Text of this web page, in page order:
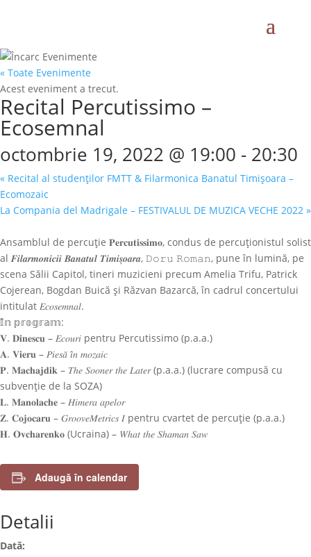
« Toate Evenimente
Acest eveniment a trecut.
Recital Percutissimo –
Ecosemnal
octombrie 19, 2022 @ 19:00 - 20:30
« Recital al studenților FMTT & Filarmonica Banatul Timișoara –
Ecomozaic
La Compania del Madrigale – FESTIVALUL DE MUZICA VECHE 2022 »
Ansamblul de percuție 𝐏𝐞𝐫𝐜𝐮𝐭𝐢𝐬𝐬𝐢𝐦𝐨, condus de percuționistul solist
al 𝑭𝒊𝒍𝒂𝒓𝒎𝒐𝒏𝒊𝒄𝒊𝒊 𝑩𝒂𝒏𝒂𝒕𝒖𝒍 𝑻𝒊𝒎𝒊𝒔̦𝒐𝒂𝒓𝒂, 𝙳𝚘𝚛𝚞 𝚁𝚘𝚖𝚊𝚗, pune în lumină, pe
scena Sălii Capitol, tineri muzicieni precum Amelia Trifu, Patrick
Cojerean, Bogdan Buică și Răzvan Bazarcă, în cadrul concertului
intitulat 𝐸𝑐𝑜𝑠𝑒𝑚𝑛𝑎𝑙.
𝕀̂𝕟 𝕡𝕣𝕠𝕘𝕣𝕒𝕞:
𝐕. 𝐃𝐢𝐧𝐞𝐬𝐜𝐮 – 𝐸𝑐𝑜𝑢𝑟𝑖 pentru Percutissimo (p.a.a.)
𝐀. 𝐕𝐢𝐞𝐫𝐮 – 𝑃𝑖𝑒𝑠𝑎̆ 𝑖̂𝑛 𝑚𝑜𝑧𝑎𝑖𝑐
𝐏. 𝐌𝐚𝐜𝐡𝐚𝐣𝐝𝐢𝐤 – 𝑇ℎ𝑒 𝑆𝑜𝑜𝑛𝑒𝑟 𝑡ℎ𝑒 𝐿𝑎𝑡𝑒𝑟(p.a.a.) (lucrare compusă cu
subvenție de la SOZA)
𝐋. 𝐌𝐚𝐧𝐨𝐥𝐚𝐜𝐡𝐞 – 𝐻𝑖𝑚𝑒𝑟𝑎 𝑎𝑝𝑒𝑙𝑜𝑟
𝐙. 𝐂𝐨𝐣𝐨𝐜𝐚𝐫𝐮 – 𝐺𝑟𝑜𝑜𝑣𝑒𝑀𝑒𝑡𝑟𝑖𝑐𝑠 𝐼 pentru cvartet de percuție (p.a.a.)
𝐇. 𝐎𝐯𝐜𝐡𝐚𝐫𝐞𝐧𝐤𝐨 (Ucraina) – 𝑊ℎ𝑎𝑡 𝑡ℎ𝑒 𝑆ℎ𝑎𝑚𝑎𝑛 𝑆𝑎𝑤
Adaugă în calendar
Detalii
Dată: